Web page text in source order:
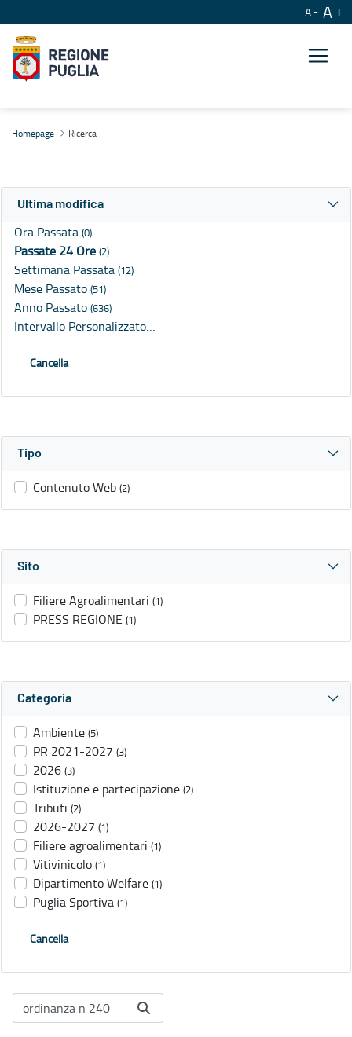
A A
Homepage Ricerca
Ultima modifica
Ora Passata (0)
Passate 24 Ore (2)
Settimana Passata (12)
Mese Passato (51)
Anno Passato (636)
Intervallo Personalizzato…
Cancella
Tipo
Contenuto Web (2)
Sito
Filiere Agroalimentari (1)
PRESS REGIONE (1)
Categoria
Ambiente (5)
PR 2021-2027 (3)
2026 (3)
Istituzione e partecipazione (2)
Tributi (2)
2026-2027 (1)
Filiere agroalimentari (1)
Vitivinicolo (1)
Dipartimento Welfare (1)
Puglia Sportiva (1)
Cancella